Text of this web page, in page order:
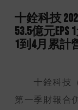
十銓科技
53.5億元
1到4月累計
十銓科技（
第一季財報合